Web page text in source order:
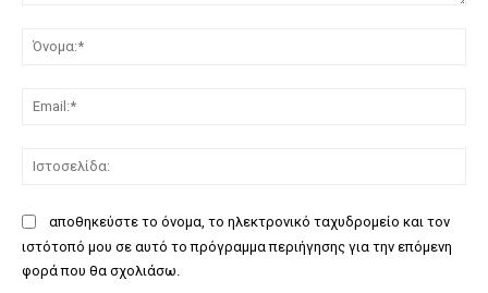
αποθηκεύστε το όνομα, το ηλεκτρονικό ταχυδρομείο και τον
ιστότοπό μου σε αυτό το πρόγραμμα περιήγησης για την επόμενη
φορά που θα σχολιάσω.